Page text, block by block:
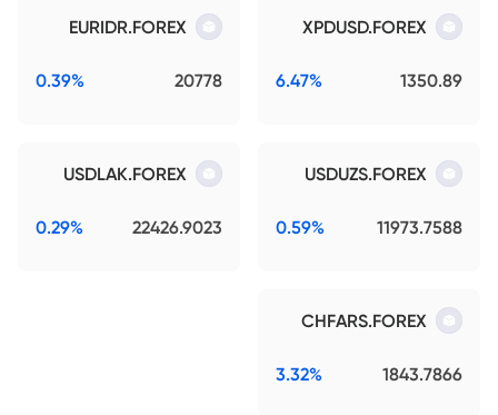
XPDUSD.FOREX
1350.89
6.47%
EURIDR.FOREX
20778
0.39%
USDUZS.FOREX
11973.7588
0.59%
USDLAK.FOREX
22426.9023
0.29%
CHFARS.FOREX
1843.7866
3.32%